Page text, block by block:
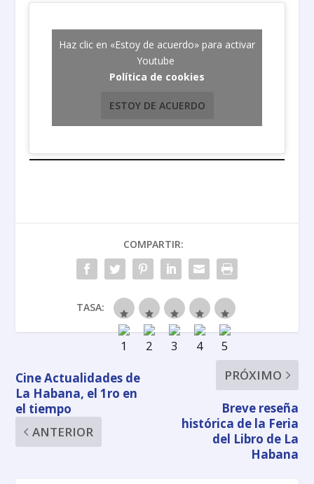
Haz clic en «Estoy de acuerdo» para activar
Youtube
Política de cookies
ESTOY DE ACUERDO
COMPARTIR:
TASA:
Cine Actualidades de
La Habana, el 1ro en
el tiempo
ANTERIOR
PRÓXIMO
Breve reseña
histórica de la Feria
del Libro de La
Habana